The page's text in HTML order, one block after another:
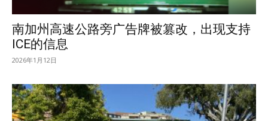
南加州高速公路旁广告牌被篡改，出现支持
ICE的信息
2026年1月12日